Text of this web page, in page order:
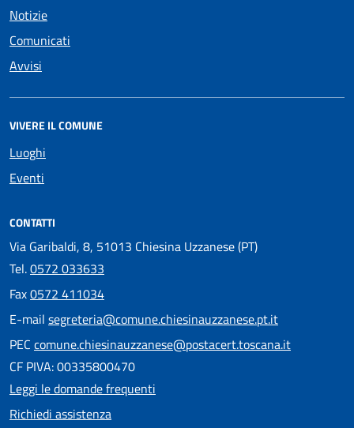
Notizie
Comunicati
Avvisi
VIVERE IL COMUNE
Luoghi
Eventi
CONTATTI
Via Garibaldi, 8, 51013 Chiesina Uzzanese (PT)
Tel.0572 033633
Fax0572 411034
E-mail segreteria@comune.chiesinauzzanese.pt.it
PEC comune.chiesinauzzanese@postacert.toscana.it
CF PIVA: 00335800470
Leggi le domande frequenti
Richiedi assistenza